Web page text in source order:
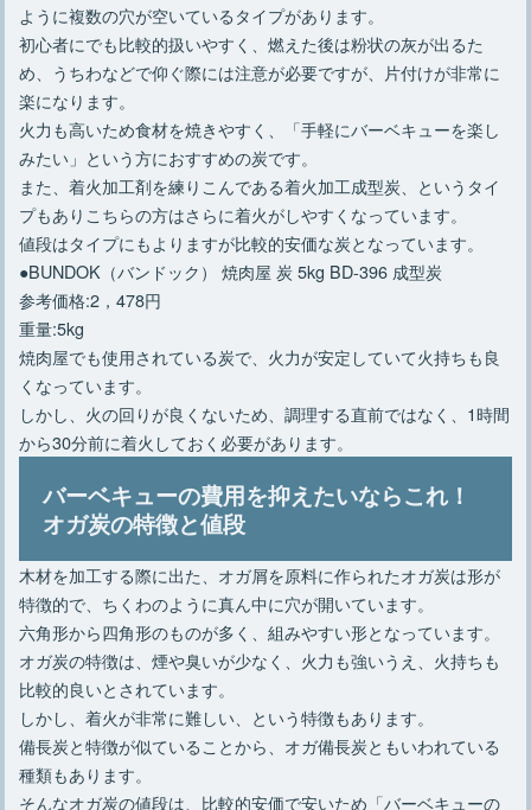
ように複数の穴が空いているタイプがあります。
初心者にでも比較的扱いやすく、燃えた後は粉状の灰が出るた
め、うちわなどで仰ぐ際には注意が必要ですが、片付けが非常に
楽になります。
火力も高いため食材を焼きやすく、「手軽にバーベキューを楽し
みたい」という方におすすめの炭です。
また、着火加工剤を練りこんである着火加工成型炭、というタイ
プもありこちらの方はさらに着火がしやすくなっています。
値段はタイプにもよりますが比較的安価な炭となっています。
●BUNDOK（バンドック） 焼肉屋 炭 5kg BD-396 成型炭
参考価格:2，478円
重量:5kg
焼肉屋でも使用されている炭で、火力が安定していて火持ちも良
くなっています。
しかし、火の回りが良くないため、調理する直前ではなく、1時間
から30分前に着火しておく必要があります。
バーベキューの費用を抑えたいならこれ！
オガ炭の特徴と値段
木材を加工する際に出た、オガ屑を原料に作られたオガ炭は形が
特徴的で、ちくわのように真ん中に穴が開いています。
六角形から四角形のものが多く、組みやすい形となっています。
オガ炭の特徴は、煙や臭いが少なく、火力も強いうえ、火持ちも
比較的良いとされています。
しかし、着火が非常に難しい、という特徴もあります。
備長炭と特徴が似ていることから、オガ備長炭ともいわれている
種類もあります。
そんなオガ炭の値段は、比較的安価で安いため「バーベキューの